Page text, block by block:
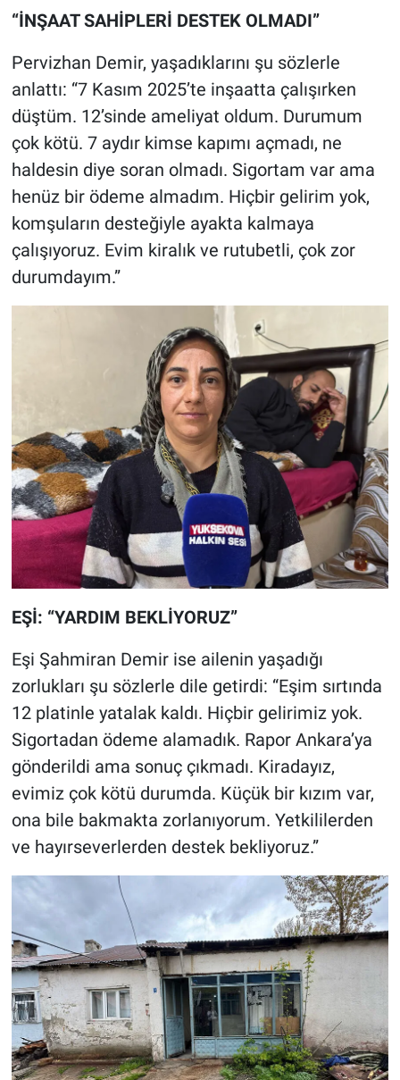
“İNŞAAT SAHİPLERİ DESTEK OLMADI”
Pervizhan Demir, yaşadıklarını şu sözlerle
anlattı: “7 Kasım 2025’te inşaatta çalışırken
düştüm. 12’sinde ameliyat oldum. Durumum
çok kötü. 7 aydır kimse kapımı açmadı, ne
haldesin diye soran olmadı. Sigortam var ama
henüz bir ödeme almadım. Hiçbir gelirim yok,
komşuların desteğiyle ayakta kalmaya
çalışıyoruz. Evim kiralık ve rutubetli, çok zor
durumdayım.”
EŞİ: “YARDIM BEKLİYORUZ”
Eşi Şahmiran Demir ise ailenin yaşadığı
zorlukları şu sözlerle dile getirdi: “Eşim sırtında
12 platinle yatalak kaldı. Hiçbir gelirimiz yok.
Sigortadan ödeme alamadık. Rapor Ankara’ya
gönderildi ama sonuç çıkmadı. Kiradayız,
evimiz çok kötü durumda. Küçük bir kızım var,
ona bile bakmakta zorlanıyorum. Yetkililerden
ve hayırseverlerden destek bekliyoruz.”